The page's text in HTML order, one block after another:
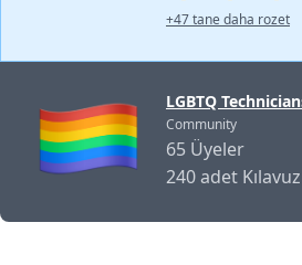
+47 tane daha rozet
LGBTQ
Community
65 Üyeler
240 adet Kılavuz